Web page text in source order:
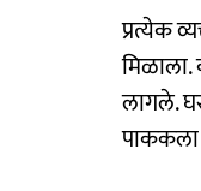
प्रत्येक
लागले.